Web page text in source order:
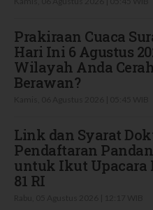
Prakiraan Cuaca
Hari Ini 6 Agustus
Wilayah Anda
Berawan?
Link dan Syarat
Pendaftaran
untuk Ikut Upacara
81 RI